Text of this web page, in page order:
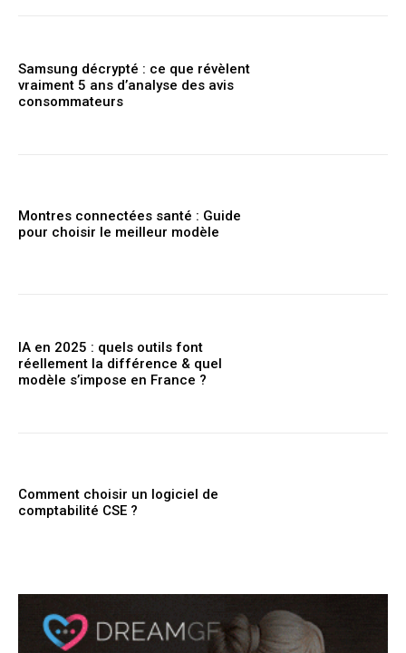
Samsung décrypté : ce que révèlent
vraiment 5 ans d’analyse des avis
consommateurs
Montres connectées santé : Guide
pour choisir le meilleur modèle
IA en 2025 : quels outils font
réellement la différence & quel
modèle s’impose en France ?
Comment choisir un logiciel de
comptabilité CSE ?